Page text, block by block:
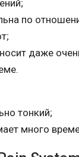
по
даже
тонкий;
много